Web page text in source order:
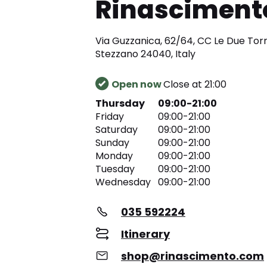
Via Guzzanica, 62/64, CC Le Due
Stezzano 24040, Italy
Open nowClose at 21:00
Thursday
09:00-21:00
Friday
09:00-21:00
Saturday
09:00-21:00
Sunday
09:00-21:00
Monday
09:00-21:00
Tuesday
09:00-21:00
Wednesday 09:00-21:00
035 592224
Itinerary
shop@rinascimento.com